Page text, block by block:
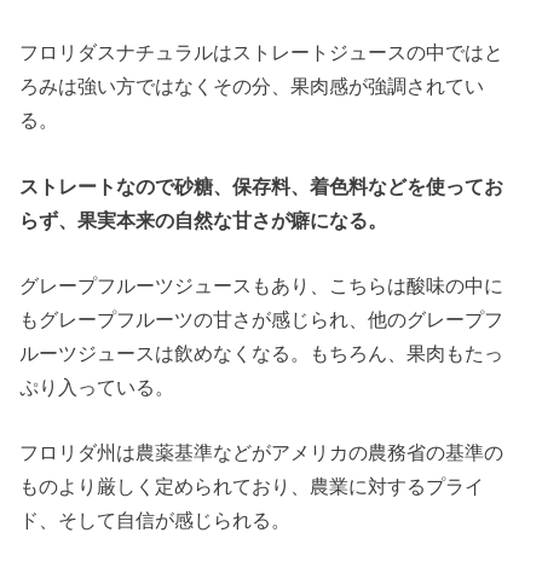
フロリダスナチュラルはストレートジュースの中ではと
ろみは強い方ではなくその分、果肉感が強調されてい
る。
ストレートなので砂糖、保存料、着色料などを使ってお
らず、果実本来の自然な甘さが癖になる。
グレープフルーツジュースもあり、こちらは酸味の中に
もグレープフルーツの甘さが感じられ、他のグレープフ
ルーツジュースは飲めなくなる。もちろん、果肉もたっ
ぷり入っている。
フロリダ州は農薬基準などがアメリカの農務省の基準の
ものより厳しく定められており、農業に対するプライ
ド、そして自信が感じられる。